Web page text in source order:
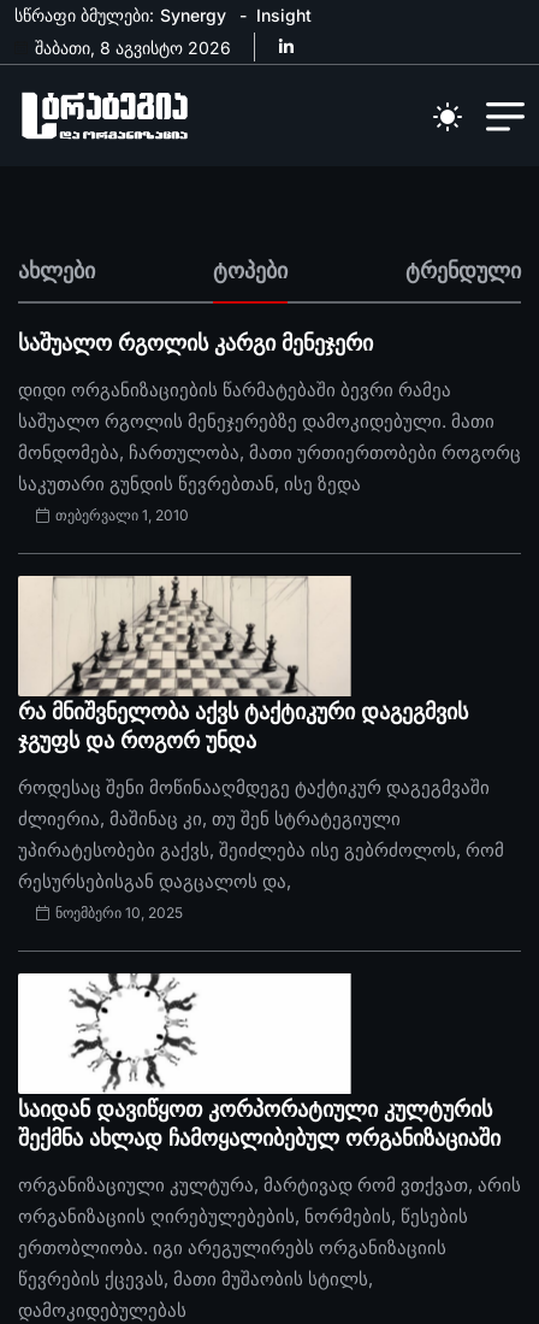
სწრაფი ბმულები: Synergy
Insight
შაბათი, 8 აგვისტო 2026
ახლები ტოპები ტრენდული
საშუალო რგოლის კარგი მენეჯერი
დიდი ორგანიზაციების წარმატებაში ბევრი რამეა
საშუალო რგოლის მენეჯერებზე დამოკიდებული. მათი
მონდომება, ჩართულობა, მათი ურთიერთობები როგორც
საკუთარი გუნდის წევრებთან, ისე ზედა
თებერვალი 1, 2010
რა მნიშვნელობა აქვს ტაქტიკური დაგეგმვის
ჯგუფს და როგორ უნდა
როდესაც შენი მოწინააღმდეგე ტაქტიკურ დაგეგმვაში
ძლიერია, მაშინაც კი, თუ შენ სტრატეგიული
უპირატესობები გაქვს, შეიძლება ისე გებრძოლოს, რომ
რესურსებისგან დაგცალოს და,
ნოემბერი 10, 2025
საიდან დავიწყოთ კორპორატიული კულტურის
შექმნა ახლად ჩამოყალიბებულ ორგანიზაციაში
ორგანიზაციული კულტურა, მარტივად რომ ვთქვათ, არის
ორგანიზაციის ღირებულებების, ნორმების, წესების
ერთობლიობა. იგი არეგულირებს ორგანიზაციის
წევრების ქცევას, მათი მუშაობის სტილს,
დამოკიდებულებას